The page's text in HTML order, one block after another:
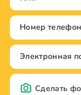
Сделать